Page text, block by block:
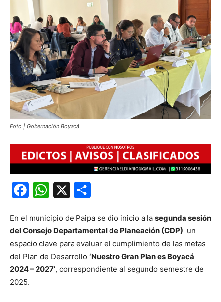
Foto | Gobernación Boyacá
FacebookWhatsApp
En el municipio de Paipa se dio inicio a la segunda sesión
del Consejo Departamental de Planeación (CDP), un
espacio clave para evaluar el cumplimiento de las metas
del Plan de Desarrollo ‘Nuestro Gran Plan es Boyacá
2024 – 2027’, correspondiente al segundo semestre de
2025.